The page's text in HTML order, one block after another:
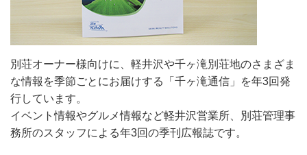
別荘オーナー様向けに、軽井沢や千ヶ滝別荘地のさまざま
な情報を季節ごとにお届けする「千ヶ滝通信」を年3回発
行しています。
イベント情報やグルメ情報など軽井沢営業所、別荘管理事
務所のスタッフによる年3回の季刊広報誌です。